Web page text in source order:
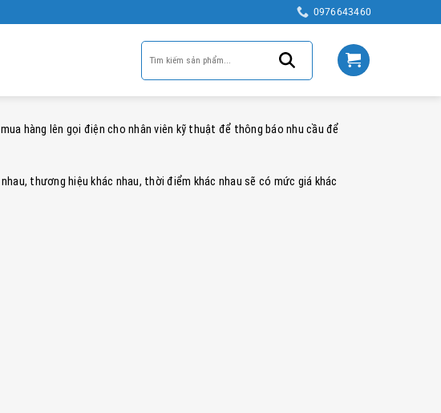
0976643460
hàng lên gọi điện cho nhân viên kỹ thuật để thông báo nhu cầu để
thương hiệu khác nhau, thời điểm khác nhau sẽ có mức giá khác